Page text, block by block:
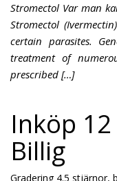
Stromectol Var man
Stromectol
certain parasites.
treatment of
prescribed […]
Inköp
Billig
Gradering 4.5 stjärnor,